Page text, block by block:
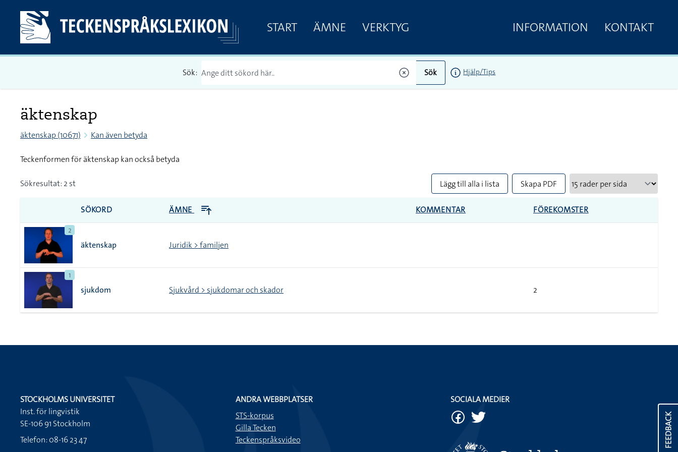
START ÄMNE VERKTYG INFORMATION KONTAKT
Sök: Sök Hjälp/Tips
äktenskap
äktenskap (10671) Kan även betyda
Teckenformen för äktenskap kan också betyda
Sökresultat: 2 st Lägg till alla i lista Skapa PDF
SÖKORD ÄMNE KOMMENTAR FÖREKOMSTER
2
äktenskap Juridik > familjen
1
sjukdom Sjukvård > sjukdomar och skador 2
FEEDBACK
STOCKHOLMS UNIVERSITET
Inst. för lingvistik
SE-106 91 Stockholm
Telefon: 08-16 23 47
ANDRA WEBBPLATSER
STS-korpus
Gilla Tecken
Teckenspråksvideo
SOCIALA MEDIER